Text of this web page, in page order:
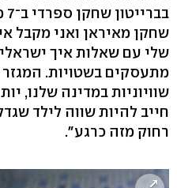
שלי עם שאלות איך
מתעסקים בשטויות. המגזר
שוויוניות במדינה שלנו,
חייב להיות שווה לילד
רחוק מזה כרגע".